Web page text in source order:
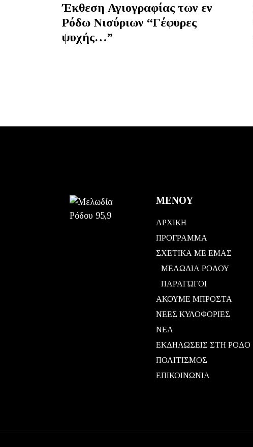
Έκθεση Αγιογραφίας των εν
Ρόδω Νισύριων “Γέφυρες
ψυχής…”
ΜΕΝΟΥ
ΑΡΧΙΚΗ
ΠΡΟΓΡΑΜΜΑ
ΣΧΕΤΙΚΑ ΜΕ ΕΜΑΣ
ΜΕΛΩΔΙΑ ΡΟΔΟΥ
ΠΑΡΑΓΩΓΟΙ
ΑΚΟΥΜΕ ΜΠΡΟΣΤΑ
ΝΕΕΣ ΚΥΛΟΦΟΡΙΕΣ
ΝΕΑ
ΕΚΔΗΛΩΣΕΙΣ ΣΤΗ ΡΟΔΟ
ΠΟΛΙΤΙΣΜΟΣ
ΕΠΙΚΟΙΝΩΝΙΑ